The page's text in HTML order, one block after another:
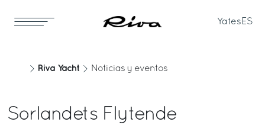
Yates ES
Riva Yacht Noticias y eventos
Sorlandets Flytende